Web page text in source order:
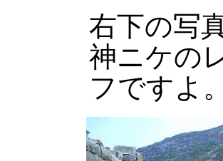
右下の写
神ニケの
フですよ。